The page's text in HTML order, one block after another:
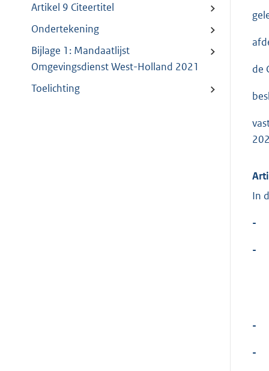
Artikel 9 Citeertitel
Ondertekening
Bijlage 1: Mandaatlijst
Omgevingsdienst West-Holland 2021
Toelichting
de
In
-
-
-
-